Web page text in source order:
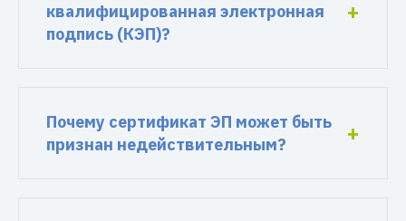
квалифицированная электронная
подпись (КЭП)?
Почему сертификат ЭП может быть
признан недействительным?